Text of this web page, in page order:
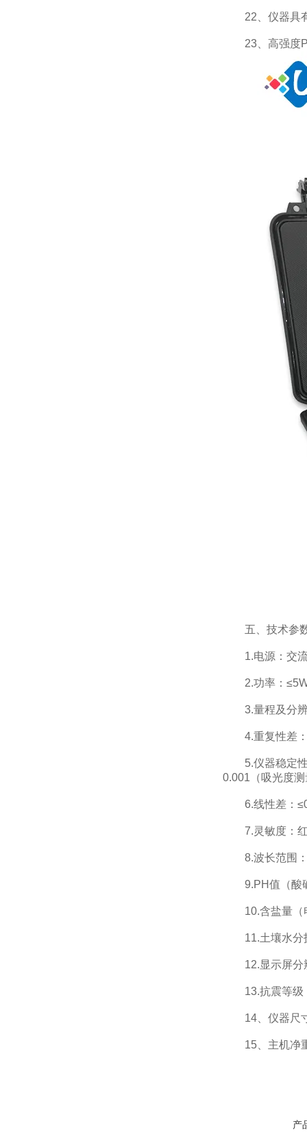
22、仪器具有
23、高强度
五、技术参
1.电源：交流
2.功率：
3.量程及分辨
4.重复性差：
5.仪器稳定性
0.001（吸光度
6.线性差：
7.灵敏度：红
8.波长范围：
9.PH值（酸碱
10.含盐量（电
11.土壤水分技
12.显示屏分
13.抗震等级
14、仪器尺寸
15、主机净
产